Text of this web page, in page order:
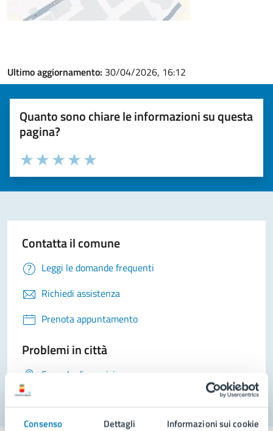
Consenso Dettagli Informazioni sui cookie
Ultimo aggiornamento: 30/04/2026, 16:12
Quanto sono chiare le informazioni su questa
pagina?
Valuta la chiarezza delle informazioni (da 1 a 5 stelle)
Seleziona il numero di stelle per valutare la chiarezza delle
Valuta 5 stelle su 5
Valuta 4 stelle su 5
Valuta 3 stelle su 5
Valuta 2 stelle su 5
Valuta 1 stelle su 5
Contatta il comune
Leggi le domande frequenti
Richiedi assistenza
Prenota appuntamento
Problemi in città
Segnala disservizio